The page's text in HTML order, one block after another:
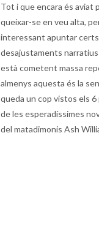
Tot i que encara és aviat
queixar-se en veu alta,
interessant apuntar certs
desajustaments
està cometent massa
almenys aquesta és la
queda un cop vistos els
de les esperadíssimes
del matadimonis Ash